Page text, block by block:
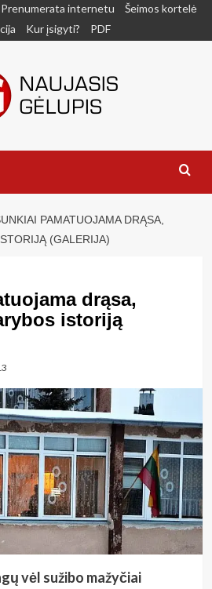
Prenumerata internetu
Šeimos kortelė
Kur įsigyti? PDF
PAMATUOJAMA DRĄSA,
(GALERIJA)
drąsa,
istoriją
vėl sužibo mažyčiai